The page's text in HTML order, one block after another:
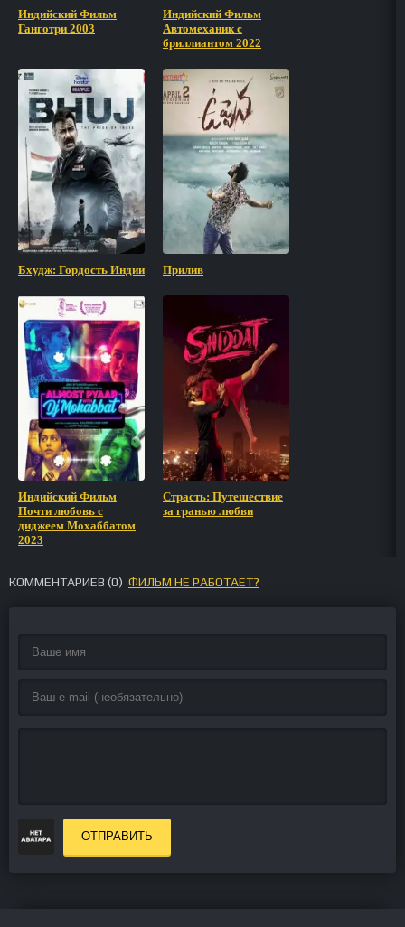
Индийский Фильм
Ганготри 2003
Индийский Фильм
Автомеханик с
бриллиантом 2022
Бхудж: Гордость Индии Прилив
Индийский Фильм
Почти любовь с
диджеем Мохаббатом
2023
Страсть: Путешествие
за гранью любви
КОММЕНТАРИЕВ (0) ФИЛЬМ НЕ РАБОТАЕТ?
ОТПРАВИТЬ